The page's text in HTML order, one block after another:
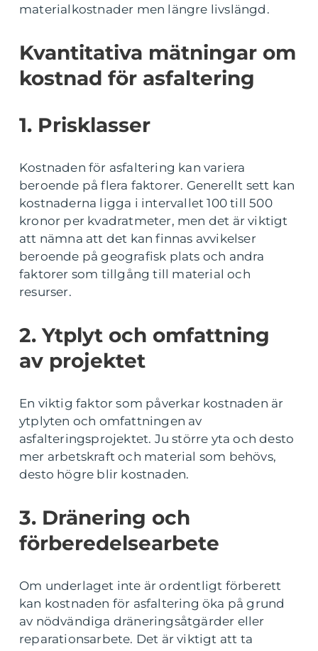
materialkostnader men längre livslängd.
Kvantitativa mätningar om
kostnad för asfaltering
1. Prisklasser
Kostnaden för asfaltering kan variera
beroende på flera faktorer. Generellt sett kan
kostnaderna ligga i intervallet 100 till 500
kronor per kvadratmeter, men det är viktigt
att nämna att det kan finnas avvikelser
beroende på geografisk plats och andra
faktorer som tillgång till material och
resurser.
2. Ytplyt och omfattning
av projektet
En viktig faktor som påverkar kostnaden är
ytplyten och omfattningen av
asfalteringsprojektet. Ju större yta och desto
mer arbetskraft och material som behövs,
desto högre blir kostnaden.
3. Dränering och
förberedelsearbete
Om underlaget inte är ordentligt förberett
kan kostnaden för asfaltering öka på grund
av nödvändiga dräneringsåtgärder eller
reparationsarbete. Det är viktigt att ta